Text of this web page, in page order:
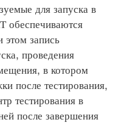
для запуска в
обеспечиваются
запись
проведения
в котором
после тестирования,
тестирования в
после завершения